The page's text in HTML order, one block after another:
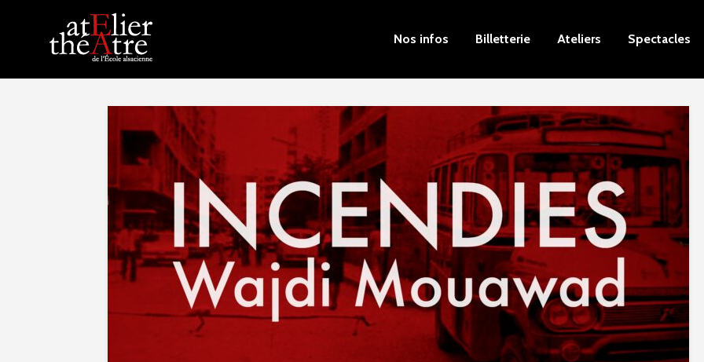
Nos infos Billetterie Ateliers Spectacles